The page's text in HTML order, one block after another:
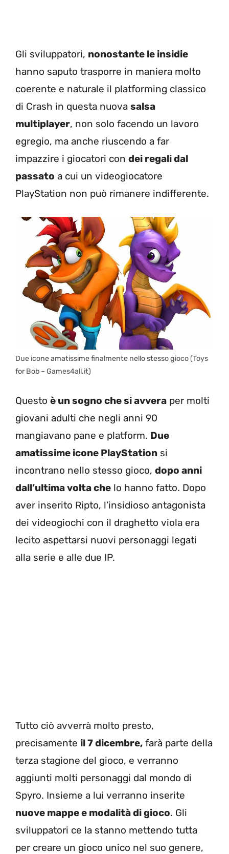
Gli sviluppatori, nonostante le insidie
hanno saputo trasporre in maniera molto
coerente e naturale il platforming classico
di Crash in questa nuova salsa
multiplayer, non solo facendo un lavoro
egregio, ma anche riuscendo a far
impazzire i giocatori con dei regali dal
passato a cui un videogiocatore
PlayStation non può rimanere indifferente.
Due icone amatissime finalmente nello stesso gioco (Toys
for Bob – Games4all.it)
Questo è un sogno che si avvera per molti
giovani adulti che negli anni 90
mangiavano pane e platform. Due
amatissime icone PlayStation si
incontrano nello stesso gioco, dopo anni
dall’ultima volta che lo hanno fatto. Dopo
aver inserito Ripto, l’insidioso antagonista
dei videogiochi con il draghetto viola era
lecito aspettarsi nuovi personaggi legati
alla serie e alle due IP.
Tutto ciò avverrà molto presto,
precisamente il 7 dicembre, farà parte della
terza stagione del gioco, e verranno
aggiunti molti personaggi dal mondo di
Spyro. Insieme a lui verranno inserite
nuove mappe e modalità di gioco. Gli
sviluppatori ce la stanno mettendo tutta
per creare un gioco unico nel suo genere,